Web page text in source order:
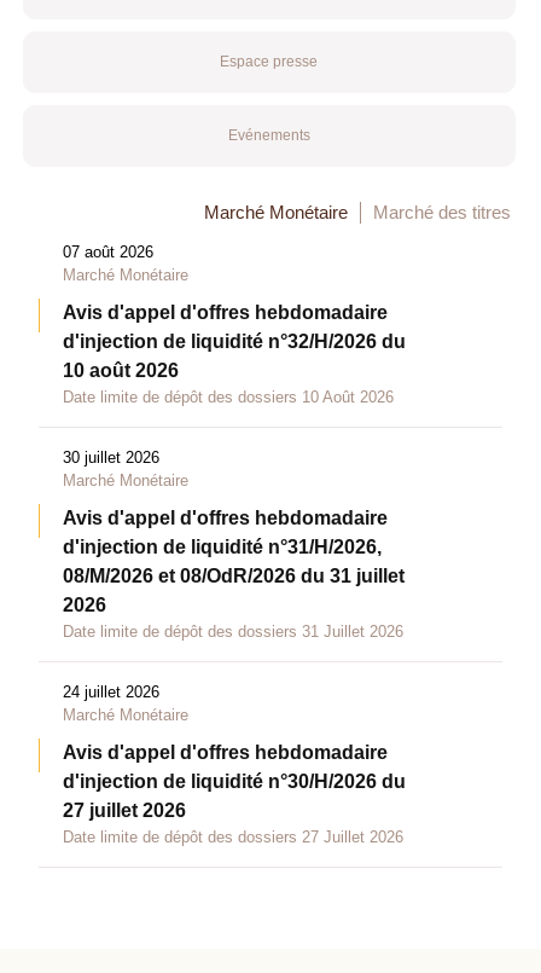
Espace presse
Evénements
Marché Monétaire Marché des titres
07 août 2026
Marché Monétaire
Avis d'appel d'offres hebdomadaire
d'injection de liquidité n°32/H/2026 du
10 août 2026
Date limite de dépôt des dossiers 10 Août 2026
30 juillet 2026
Marché Monétaire
Avis d'appel d'offres hebdomadaire
d'injection de liquidité n°31/H/2026,
08/M/2026 et 08/OdR/2026 du 31 juillet
2026
Date limite de dépôt des dossiers 31 Juillet 2026
24 juillet 2026
Marché Monétaire
Avis d'appel d'offres hebdomadaire
d'injection de liquidité n°30/H/2026 du
27 juillet 2026
Date limite de dépôt des dossiers 27 Juillet 2026